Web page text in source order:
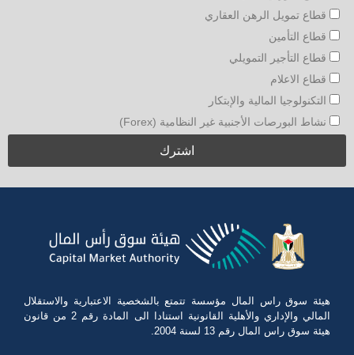
قطاع تمويل الرهن العقاري
قطاع التأمين
قطاع التأجير التمويلي
قطاع الاعلام
التكنولوجيا المالية والإبتكار
نشاط البورصات الأجنبية غير النظامية (Forex)
هيئة سوق راس المال مؤسسة تتمتع بالشخصية الاعتبارية والاستقلال
المالي والإداري والأهلية القانونية استنادا الى المادة رقم 2 من قانون
هيئة سوق راس المال رقم 13 لسنة 2004.